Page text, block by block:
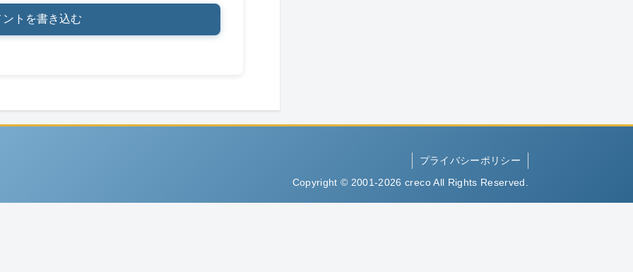
ントを書き込む
プライバシーポリシー
Copyright © 2001-2026 creco All Rights Reserved.